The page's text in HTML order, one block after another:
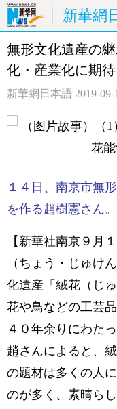
新華網
ホームページ
観光
無形文化遺産の
化・産業化に期待
新華網日本語 2019-
１４日、南京市無
を作る趙樹憲さん
【新華社南京９月
（ちょう・じゅけ
化遺産「絨花（じ
花や鳥などの工芸
４０年余りにわた
趙さんによると、
の題材は多くの人
のが多く、素晴ら